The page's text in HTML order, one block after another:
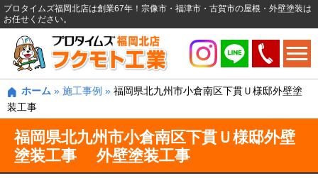
プロタイムズ福岡北店は創業67年！宗像市・福津市・古賀市の屋根・外壁塗装は
お任せください。
ホーム » 施工事例 » 福岡県北九州市小倉南区下貫Ｕ様邸外壁塗
装工事
福岡県北九州市小倉南区下貫Ｕ様邸外壁
塗装工事 外壁塗装工事